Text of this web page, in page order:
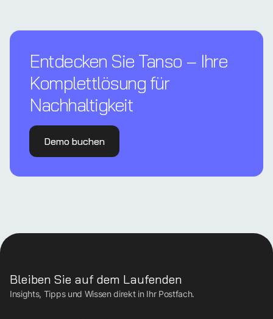
Entdecken Sie Tanso – Ihre
Komplettl­ösung für
Nachhaltigkeit
Demo buchen
Bleiben Sie auf dem Laufenden
Insights, Tipps und Wissen direkt in Ihr Postfach.